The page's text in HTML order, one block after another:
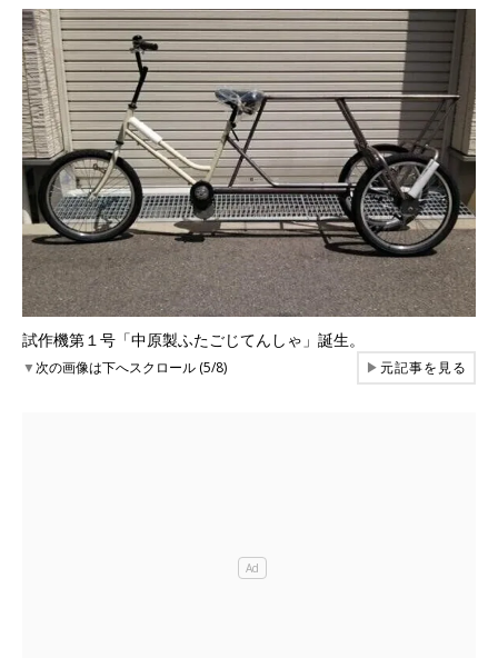
試作機第１号「中原製ふたごじてんしゃ」誕生。
▼次の画像は下へスクロール (5/8) ▶元記事を見る